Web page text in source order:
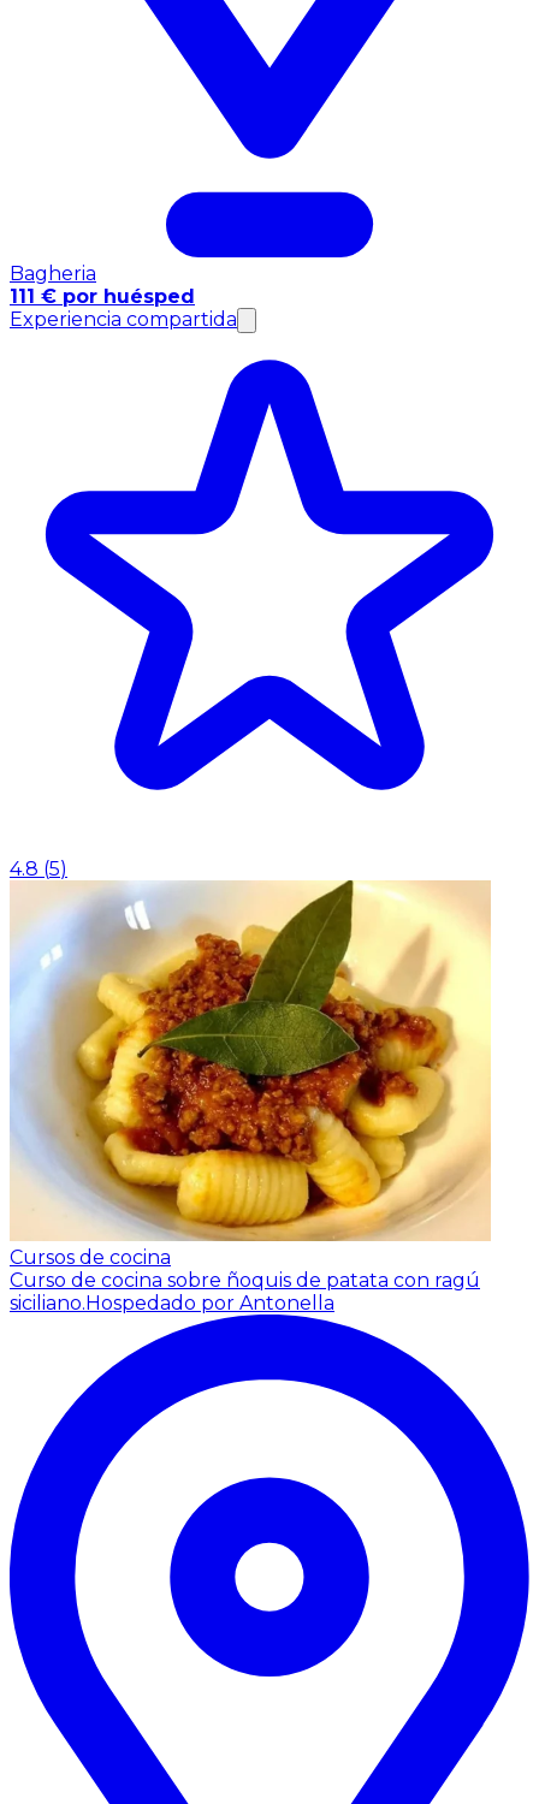
Bagheria
111 € por huésped
Experiencia compartida
4.8 (5)
Cursos de cocina
Curso de cocina sobre ñoquis de patata con ragú
siciliano.Hospedado por Antonella